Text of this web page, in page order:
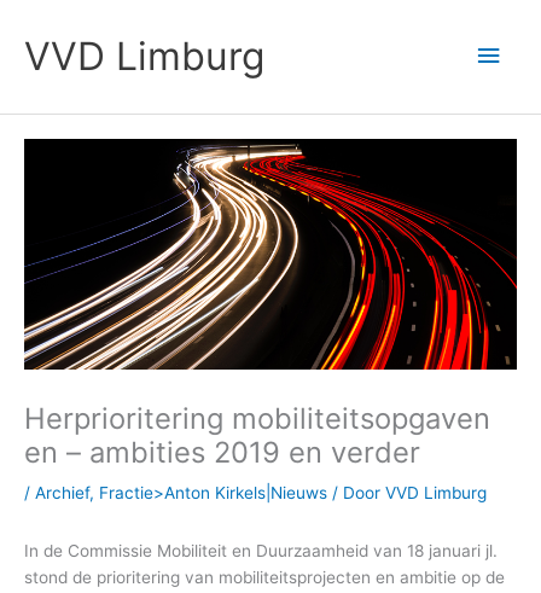
naarVVD Limburg
Herprioritering mobiliteitsopgaven
en – ambities 2019 en verder
/ Archief, Fractie>Anton Kirkels|Nieuws / Door VVD Limburg
In de Commissie Mobiliteit en Duurzaamheid van 18 januari jl.
stond de prioritering van mobiliteitsprojecten en ambitie op de